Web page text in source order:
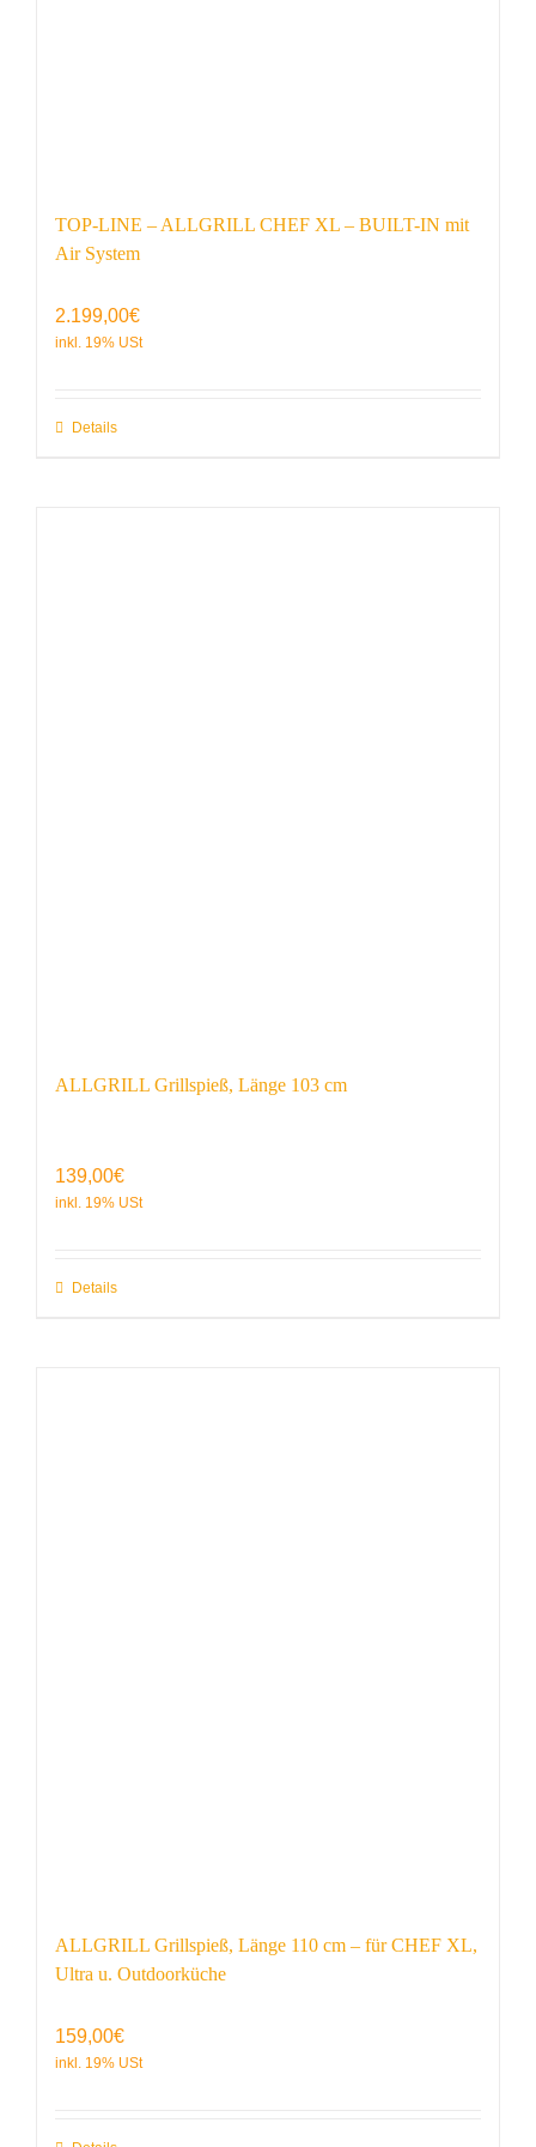
TOP-LINE – ALLGRILL CHEF XL – BUILT-IN mit
Air System
2.199,00€
Details
ALLGRILL Grillspieß, Länge 103 cm
139,00€
Details
ALLGRILL Grillspieß, Länge 110 cm – für CHEF XL,
Ultra u. Outdoorküche
159,00€